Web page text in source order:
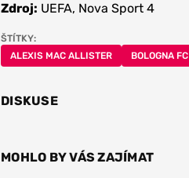
Zdroj: UEFA, Nova Sport 4
ŠTÍTKY:
ALEXIS MAC ALLISTER
BOLOGNA FC
DISKUSE
MOHLO BY VÁS ZAJÍMAT